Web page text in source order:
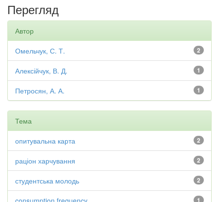
Перегляд
Автор
2
Омельчук, С. Т.
1
Алексійчук, В. Д.
1
Петросян, А. А.
Тема
2
опитувальна карта
2
раціон харчування
2
студентська молодь
1